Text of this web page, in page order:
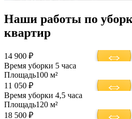
Наши работы по
квартир
14 900 ₽
Время уборки 5 часа
Площадь100 м²
11 050 ₽
Время уборки 4,5 часа
Площадь120 м²
18 500 ₽